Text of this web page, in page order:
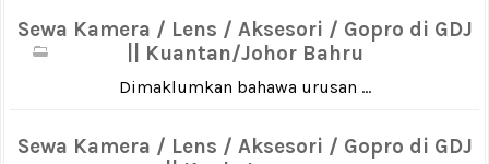
Sewa Kamera / Lens / Aksesori / Gopro di GDJ
|| Kuantan/Johor Bahru
Dimaklumkan bahawa urusan ...
Sewa Kamera / Lens / Aksesori / Gopro di GDJ